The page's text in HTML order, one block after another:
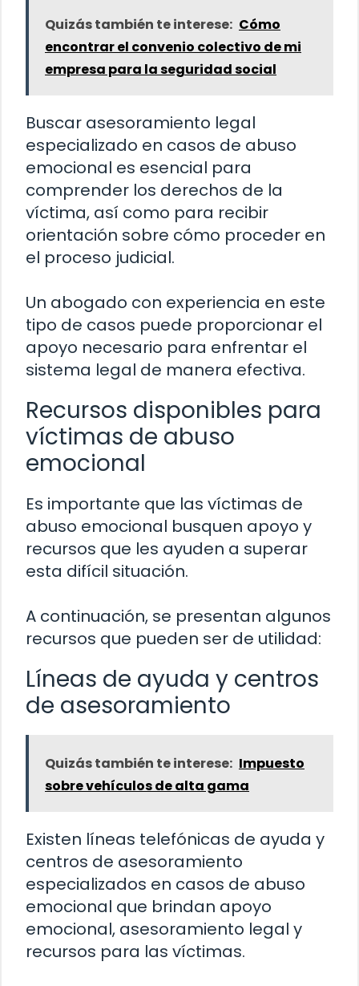
Quizás también te interese: Cómo
encontrar el convenio colectivo de mi
empresa para la seguridad social
Buscar asesoramiento legal
especializado en casos de abuso
emocional es esencial para
comprender los derechos de la
víctima, así como para recibir
orientación sobre cómo proceder en
el proceso judicial.
Un abogado con experiencia en este
tipo de casos puede proporcionar el
apoyo necesario para enfrentar el
sistema legal de manera efectiva.
Recursos disponibles para
víctimas de abuso
emocional
Es importante que las víctimas de
abuso emocional busquen apoyo y
recursos que les ayuden a superar
esta difícil situación.
A continuación, se presentan algunos
recursos que pueden ser de utilidad:
Líneas de ayuda y centros
de asesoramiento
Quizás también te interese: Impuesto
sobre vehículos de alta gama
Existen líneas telefónicas de ayuda y
centros de asesoramiento
especializados en casos de abuso
emocional que brindan apoyo
emocional, asesoramiento legal y
recursos para las víctimas.